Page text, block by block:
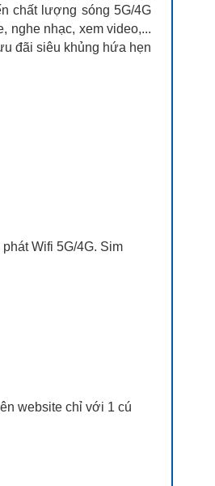
chất lượng sóng 5G/4G
nghe nhạc, xem video,...
đãi siêu khủng hứa hẹn
Wifi 5G/4G. Sim
website chỉ với 1 cú